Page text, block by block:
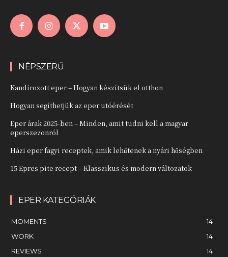
NÉPSZERŰ
Kandírozott eper – Hogyan készítsük el otthon
Hogyan segíthetjük az eper utóérését
Eper árak 2025-ben – Minden, amit tudni kell a magyar
eperszezonról
Házi eper fagyi receptek, amik lehűtenek a nyári hőségben
15 Epres pite recept – Klasszikus és modern változatok
EPER KATEGÓRIÁK
MOMENTS
14
WORK
14
REVIEWS
14